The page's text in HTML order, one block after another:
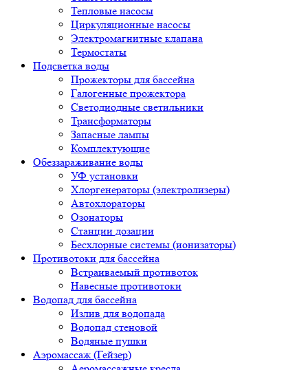
Тепловые насосы
Циркуляционные насосы
Электромагнитные клапана
Термостаты
Подсветка воды
Прожекторы для бассейна
Галогенные прожектора
Светодиодные светильники
Трансформаторы
Запасные лампы
Комплектующие
Обеззараживание воды
УФ установки
Хлоргенераторы (электролизеры)
Автохлораторы
Озонаторы
Станции дозации
Бесхлорные системы (ионизаторы)
Противотоки для бассейна
Встраиваемый противоток
Навесные противотоки
Водопад для бассейна
Излив для водопада
Водопад стеновой
Водяные пушки
Аэромассаж (Гейзер)